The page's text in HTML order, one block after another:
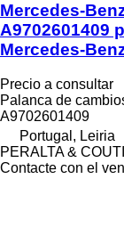
Mercedes-
A9702601409
Mercedes-
Precio a consultar
Palanca de
A9702601409
Portugal, Leiria
PERALTA &
Contacte con el